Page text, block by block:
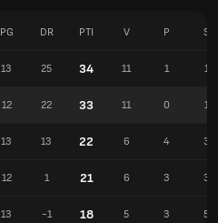
PG DR PTI V P S
13 25 34 11 1 1
12 22 33 11 0 1
13 13 22 6 4 3
12 1 21 6 3 3
13 -1 18 5 3 5